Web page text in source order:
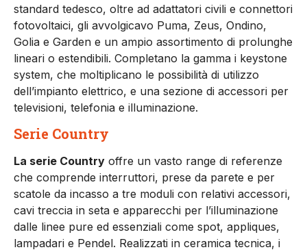
standard tedesco, oltre ad adattatori civili e connettori
fotovoltaici, gli avvolgicavo Puma, Zeus, Ondino,
Golia e Garden e un ampio assortimento di prolunghe
lineari o estendibili. Completano la gamma i keystone
system, che moltiplicano le possibilità di utilizzo
dell’impianto elettrico, e una sezione di accessori per
televisioni, telefonia e illuminazione.
Serie Country
La serie Country offre un vasto range di referenze
che comprende interruttori, prese da parete e per
scatole da incasso a tre moduli con relativi accessori,
cavi treccia in seta e apparecchi per l’illuminazione
dalle linee pure ed essenziali come spot, appliques,
lampadari e Pendel. Realizzati in ceramica tecnica, i